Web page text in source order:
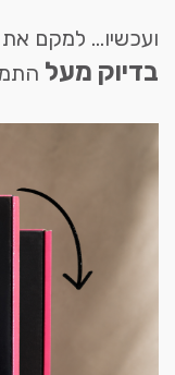
ועכשיו... למקם
בדיוק מעל